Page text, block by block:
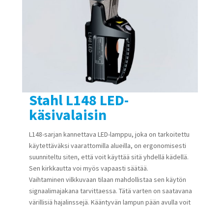
Stahl L148 LED-
käsivalaisin
L148-sarjan kannettava LED-lamppu, joka on tarkoitettu
käytettäväksi vaarattomilla alueilla, on ergonomisesti
suunniteltu siten, että voit käyttää sitä yhdellä kädellä.
Sen kirkkautta voi myös vapaasti säätää.
Vaihtaminen vilkkuvaan tilaan mahdollistaa sen käytön
signaalimajakana tarvittaessa. Tätä varten on saatavana
värillisiä hajalinssejä. Kääntyvän lampun pään avulla voit